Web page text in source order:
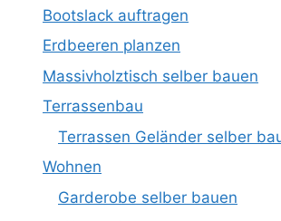
Bootslack auftragen
Erdbeeren planzen
Massivholztisch selber bauen
Terrassenbau
Terrassen Geländer selber
Wohnen
Garderobe selber bauen